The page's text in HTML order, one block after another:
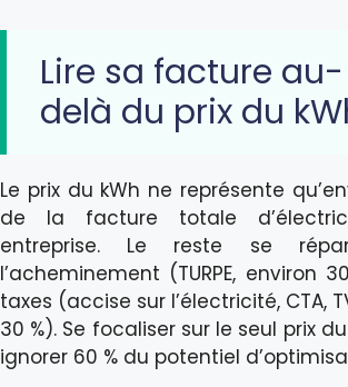
Lire sa facture au-
delà du prix du
Le prix du kWh ne représente
de la facture totale
entreprise. Le reste se
l’acheminement (TURPE, environ
taxes (accise sur l’électricité, CTA,
30 %). Se focaliser sur le seul prix du
ignorer 60 % du potentiel